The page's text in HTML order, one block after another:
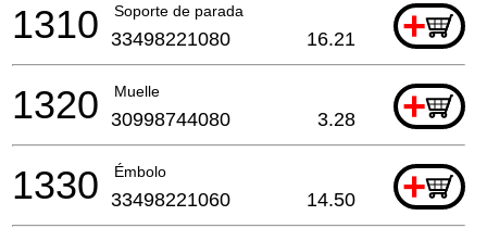
Soporte de parada +
1310 33498221080 16.21
Muelle +
1320 30998744080 3.28
Émbolo +
1330 33498221060 14.50